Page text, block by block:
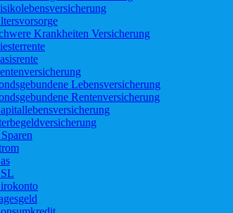
Krankheiten Versicherung
Lebensversicherung
Rentenversicherung